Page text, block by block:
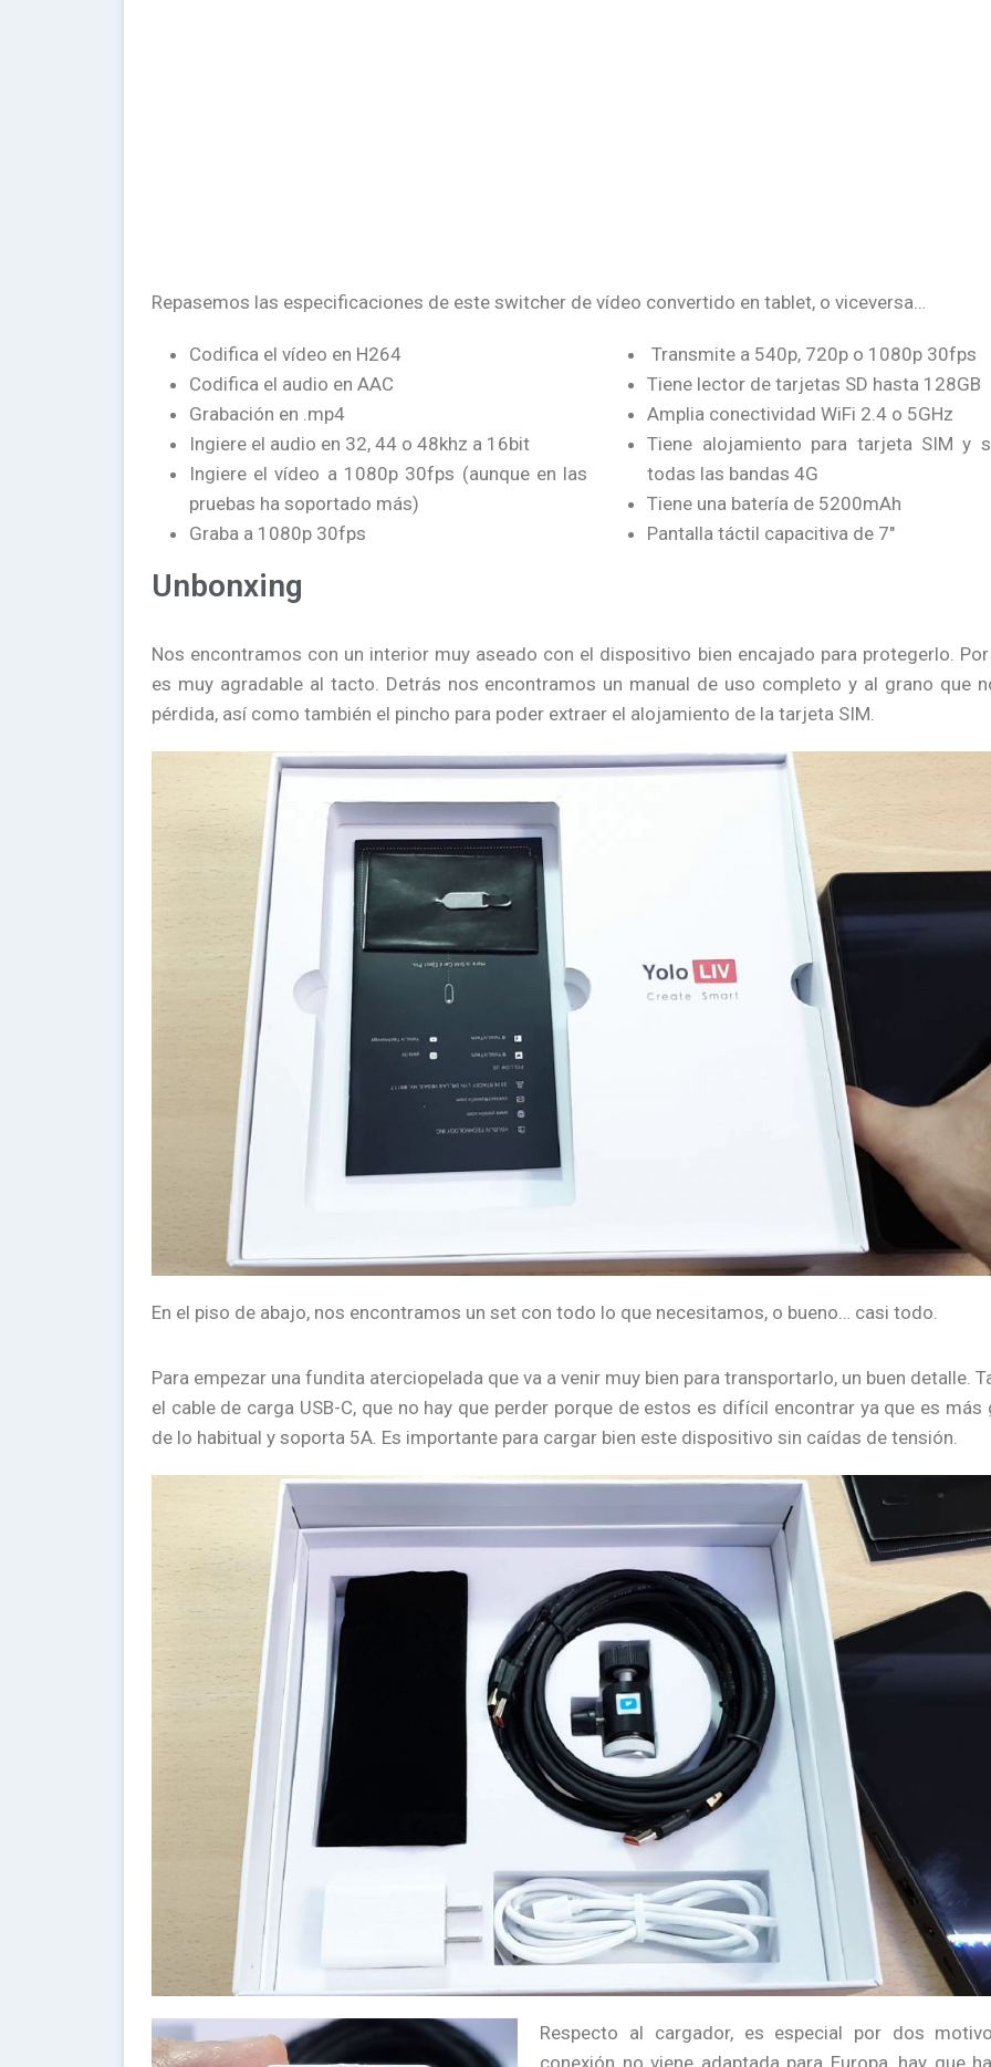
Repasemos las especificaciones de este switcher de vídeo convertido en tablet, o viceversa…
Codifica el vídeo en H264
Codifica el audio en AAC
Grabación en .mp4
Ingiere el audio en 32, 44 o 48khz a 16bit
Ingiere el vídeo a 1080p 30fps (aunque en las
pruebas ha soportado más)
Graba a 1080p 30fps
Transmite a 540p, 720p o 1080p 30fps
Tiene lector de tarjetas SD hasta 128GB
Amplia conectividad WiFi 2.4 o 5GHz
Tiene alojamiento para tarjeta SIM y
todas las bandas 4G
Tiene una batería de 5200mAh
Pantalla táctil capacitiva de 7″
Unbonxing
Nos encontramos con un interior muy aseado con el dispositivo bien encajado para protegerlo.
es muy agradable al tacto. Detrás nos encontramos un manual de uso completo y al grano que
pérdida, así como también el pincho para poder extraer el alojamiento de la tarjeta SIM.
En el piso de abajo, nos encontramos un set con todo lo que necesitamos, o bueno… casi todo.
Para empezar una fundita aterciopelada que va a venir muy bien para transportarlo, un buen detalle.
el cable de carga USB-C, que no hay que perder porque de estos es difícil encontrar ya que es más
de lo habitual y soporta 5A. Es importante para cargar bien este dispositivo sin caídas de tensión.
Respecto al cargador, es especial por dos